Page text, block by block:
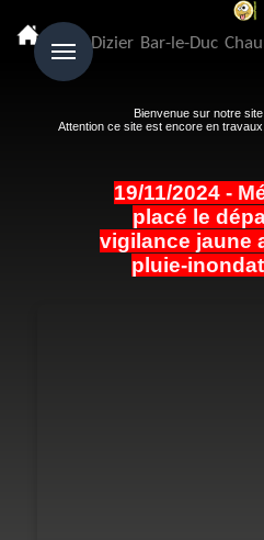
Saint-Dizier Bar-le-Duc
Menu
Bienvenue sur notre
Attention ce site est encore en
19/11/2024 -
placé le
vigilance jaune
pluie-